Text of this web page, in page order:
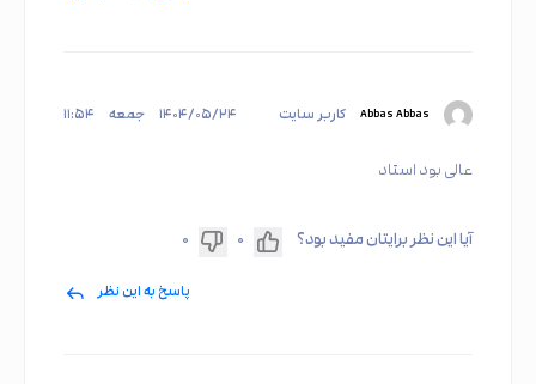
Abbas Abbas کاربر سایت ۱۴۰۴/۰۵/۲۴ جمعه ۱۱:۵۴
عالی بود استاد
آیا این نظر برایتان مفید بود؟ ۰ ۰
پاسخ به این نظر